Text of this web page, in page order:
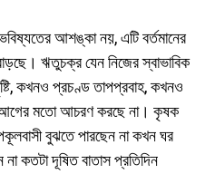
আশঙ্কা নয়, এটি বর্তমানের
ঋতুচক্র যেন নিজের স্বাভাবিক
কখনও প্রচণ্ড তাপপ্রবাহ, কখনও
আগের মতো আচরণ করছে না। কৃষক
বুঝতে পারছেন না কখন ঘর
কতটা দূষিত বাতাস প্রতিদিন